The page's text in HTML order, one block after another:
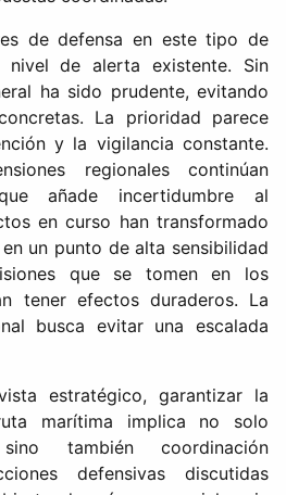
de defensa en este tipo de
nivel de alerta existente. Sin
ha sido prudente, evitando
La prioridad parece
y la vigilancia constante.
regionales continúan
añade incertidumbre al
en curso han transformado
un punto de alta sensibilidad
que se tomen en los
tener efectos duraderos. La
busca evitar una escalada
estratégico, garantizar la
marítima implica no solo
también coordinación
defensivas discutidas